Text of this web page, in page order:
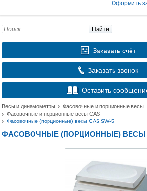
Оформить
Найти
Заказать счёт
Заказать звонок
Оставить
Весы и динамометры
Фасовочные и порционные весы
Фасовочные и порционные весы CAS
Фасовочные (порционные) весы CAS SW-5
ФАСОВОЧНЫЕ (ПОРЦИОННЫЕ) ВЕСЫ